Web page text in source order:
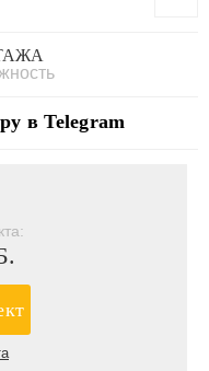
в Telegram